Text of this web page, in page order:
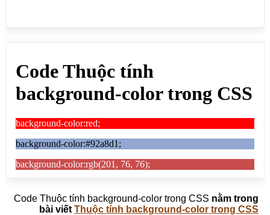
</html>
Code Thuộc tính background-color trong CSS nằm trong
bài viết Thuộc tính background-color trong CSS